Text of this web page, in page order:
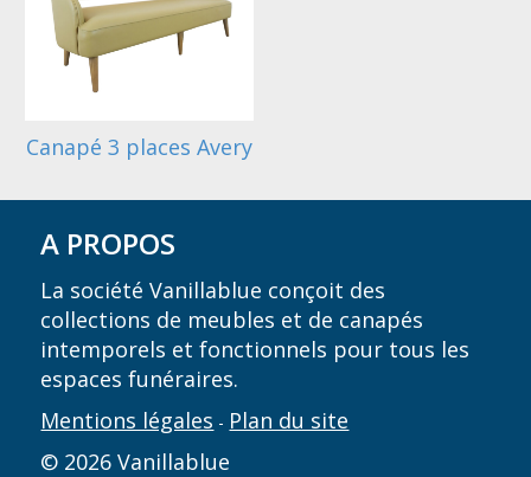
Canapé 3 places Avery
A PROPOS
La société Vanillablue conçoit des
collections de meubles et de canapés
intemporels et fonctionnels pour tous les
espaces funéraires.
Mentions légales - Plan du site
© 2026 Vanillablue